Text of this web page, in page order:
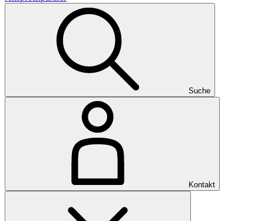
Suche
Kontakt